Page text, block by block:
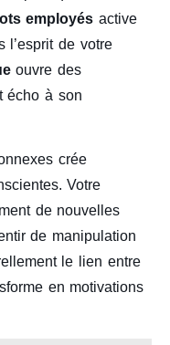
employés active
l’esprit de votre
ouvre des
écho à son
crée
Votre
de nouvelles
de manipulation
le lien entre
en motivations